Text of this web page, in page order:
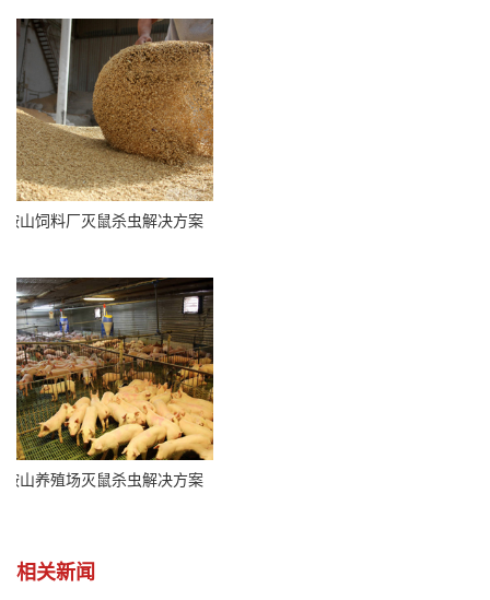
鞍山饲料厂灭鼠杀虫解决方案
鞍山养殖场灭鼠杀虫解决方案
相关新闻